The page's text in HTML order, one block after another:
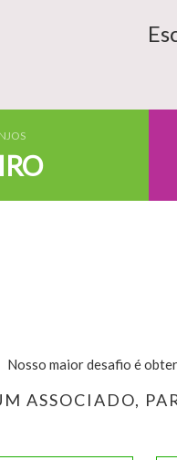
Nosso maior desafio é
ASSOCIADO,